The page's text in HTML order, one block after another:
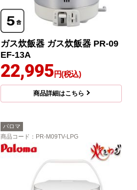
ガス炊飯器 ガス炊飯器 PR-09
EF-13A
22,995円(税込)
商品詳細はこちら
パロマ
商品コード ：PR-M09TV-LPG